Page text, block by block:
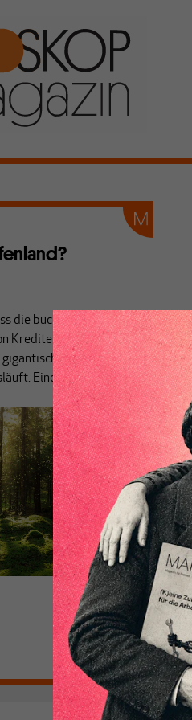
die buchhalterische
Krediten und der von
gigantische faktische
Eine Replik.